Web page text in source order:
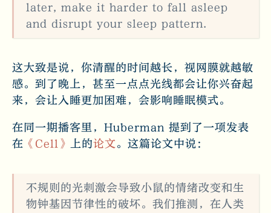
later, make it harder to fall asleep
and disrupt your sleep pattern.
这大致是说，你清醒的时间越长，视网膜就越敏
感。到了晚上，甚至一点点光线都会让你兴奋起
来，会让入睡更加困难，会影响睡眠模式。
在同一期播客里，Huberman 提到了一项发表
在 《Cell》 上的论文。这篇论文中说：
不规则的光刺激会导致小鼠的情绪改变和生
物钟基因节律性的破坏。我们推测，在人类